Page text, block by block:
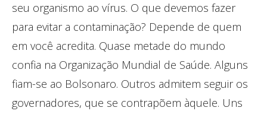
seu organismo ao vírus. O que devemos fazer
para evitar a contaminação? Depende de quem
em você acredita. Quase metade do mundo
confia na Organização Mundial de Saúde. Alguns
fiam-se ao Bolsonaro. Outros admitem seguir os
governadores, que se contrapõem àquele. Uns